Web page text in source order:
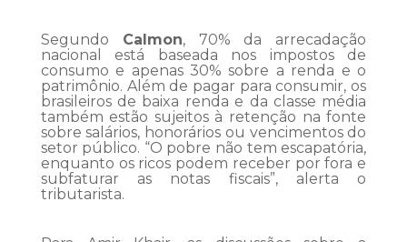
Segundo Calmon, 70% da arrecadação
nacional está baseada nos impostos de
consumo e apenas 30% sobre a renda e o
patrimônio. Além de pagar para consumir, os
brasileiros de baixa renda e da classe média
também estão sujeitos à retenção na fonte
sobre salários, honorários ou vencimentos do
setor público. “O pobre não tem escapatória,
enquanto os ricos podem receber por fora e
subfaturar as notas fiscais”, alerta o
tributarista.